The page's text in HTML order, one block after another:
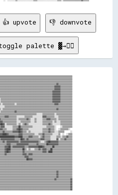
👍 upvote 👎 downvote
palette ▓→✊🏽
░░▒▒▒▒▒▒▒▒▒▒
░░▒▒▒▒▒▒▒▒░░
░░
░░  ░░▒▒▒▒